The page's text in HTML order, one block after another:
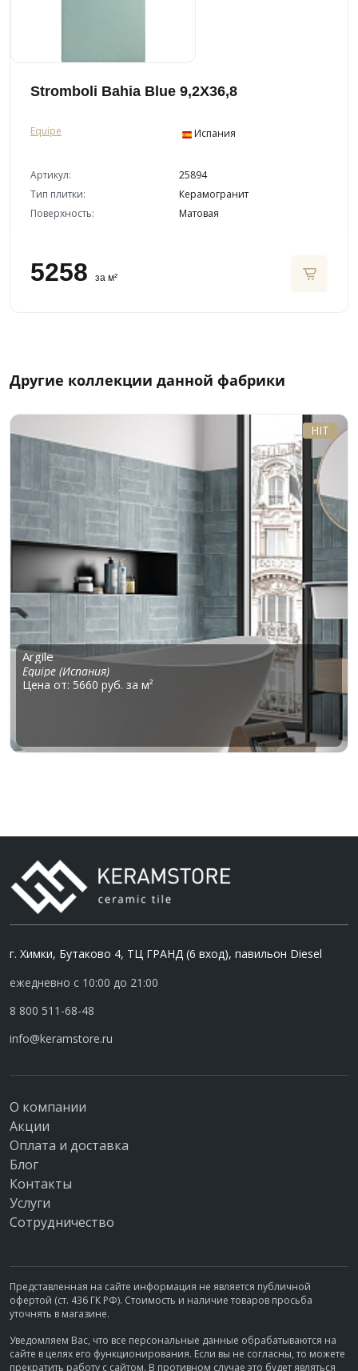
Stromboli Bahia Blue 9,2X36,8
Equipe Испания
Артикул:
25894
Тип плитки:
Керамогранит
Поверхность:
Матовая
5258 за м²
Другие коллекции данной фабрики
HIT
Argile
Equipe (Испания)
Цена от: 5660 руб. за м²
г. Химки, Бутаково 4, ТЦ ГРАНД (6 вход), павильон Diesel
ежедневно с 10:00 до 21:00
8 800 511-68-48
info@keramstore.ru
О компании
Акции
Оплата и доставка
Блог
Контакты
Услуги
Сотрудничество
Представленная на сайте информация не является публичной
офертой (ст. 436 ГК РФ). Стоимость и наличие товаров просьба
уточнять в магазине.
Уведомляем Вас, что все персональные данные обрабатываются на
сайте в целях его функционирования. Если вы не согласны, то можете
прекратить работу с сайтом. В противном случае это будет являться